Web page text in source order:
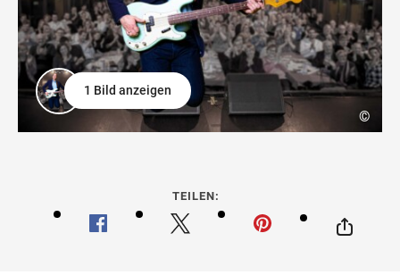
©
1 Bild anzeigen
TEILEN: